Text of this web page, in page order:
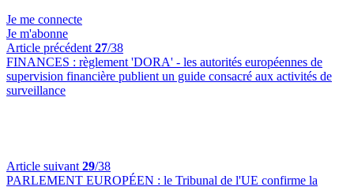
Je me connecte
Je m'abonne
Article précédent 27/38
FINANCES : règlement 'DORA' - les autorités européennes de
supervision financière publient un guide consacré aux activités de
surveillance
Article suivant 29/38
PARLEMENT EUROPÉEN : le Tribunal de l'UE confirme la